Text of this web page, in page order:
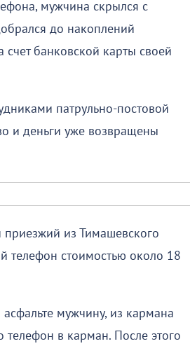
мужчина скрылся с
до накоплений
банковской карты своей
патрульно-постовой
и деньги уже возвращены
из Тимашевского
телефон стоимостью около 18
мужчину, из кармана
в карман. После этого